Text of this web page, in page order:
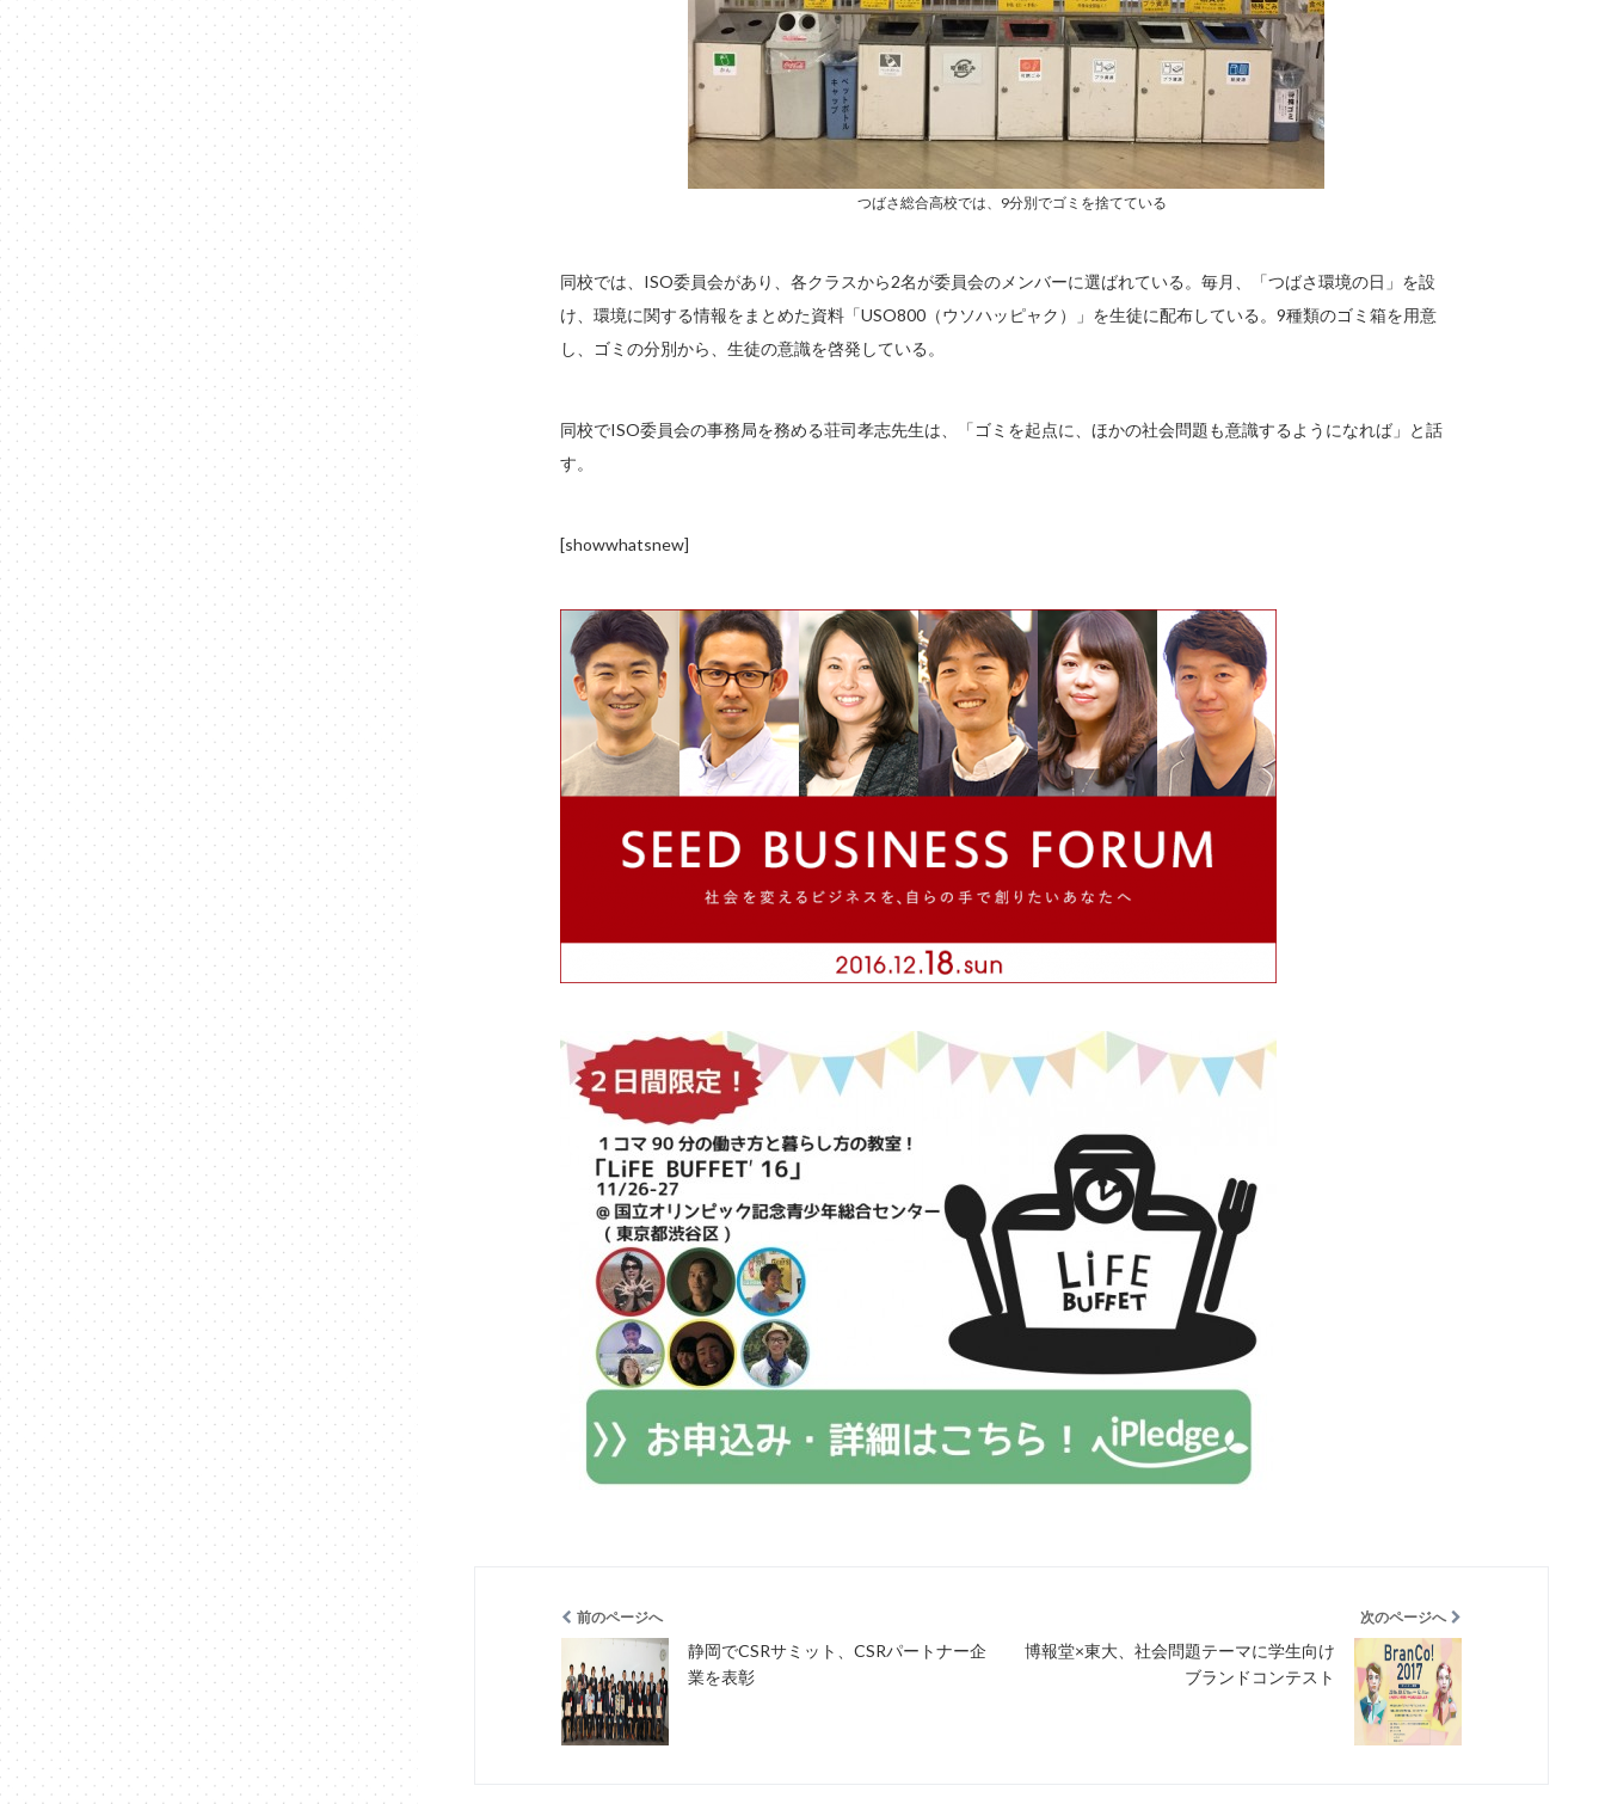
つばさ総合高校では、9分別でゴミを捨てている
同校では、ISO委員会があり、各クラスから2名が委員会のメンバーに選ばれている。毎月、「つばさ環境の日」を設
け、環境に関する情報をまとめた資料「USO800（ウソハッピャク）」を生徒に配布している。9種類のゴミ箱を用意
し、ゴミの分別から、生徒の意識を啓発している。
同校でISO委員会の事務局を務める荘司孝志先生は、「ゴミを起点に、ほかの社会問題も意識するようになれば」と話
す。
[showwhatsnew]
前のページへ
静岡でCSRサミット、CSRパートナー企
業を表彰
次のページへ
博報堂×東大、社会問題テーマに学生向け
ブランドコンテスト